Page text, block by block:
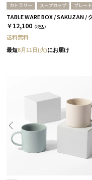
カトラリー スープカップ プレート
￥12,100 （税込）
送料無料
最短8月11日(火)にお届け